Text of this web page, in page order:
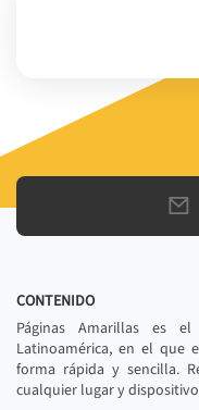
CONTENIDO
Páginas Amarillas es
Latinoamérica, en el que
forma rápida y sencilla.
cualquier lugar y